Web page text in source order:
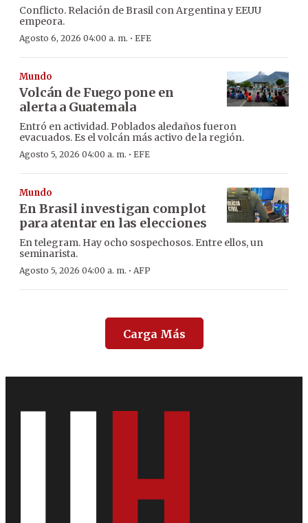
Conflicto. Relación de Brasil con Argentina y EEUU
empeora.
Agosto 6, 2026 04:00 a. m. · EFE
Mundo
Volcán de Fuego pone en
alerta a Guatemala
Entró en actividad. Poblados aledaños fueron
evacuados. Es el volcán más activo de la región.
Agosto 5, 2026 04:00 a. m. · EFE
Mundo
En Brasil investigan complot
para atentar en las elecciones
En telegram. Hay ocho sospechosos. Entre ellos, un
seminarista.
Agosto 5, 2026 04:00 a. m. · AFP
Carga Más